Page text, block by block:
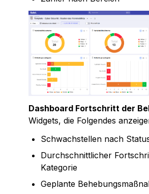
Dashboard Fortschritt der
Widgets, die Folgendes
Schwachstellen nach
Durchschnittlicher
Kategorie
Geplante